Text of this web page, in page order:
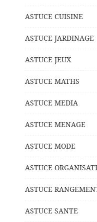
ASTUCE CUISINE
ASTUCE JARDINAGE
ASTUCE JEUX
ASTUCE MATHS
ASTUCE MEDIA
ASTUCE MENAGE
ASTUCE MODE
ASTUCE
ASTUCE
ASTUCE SANTE